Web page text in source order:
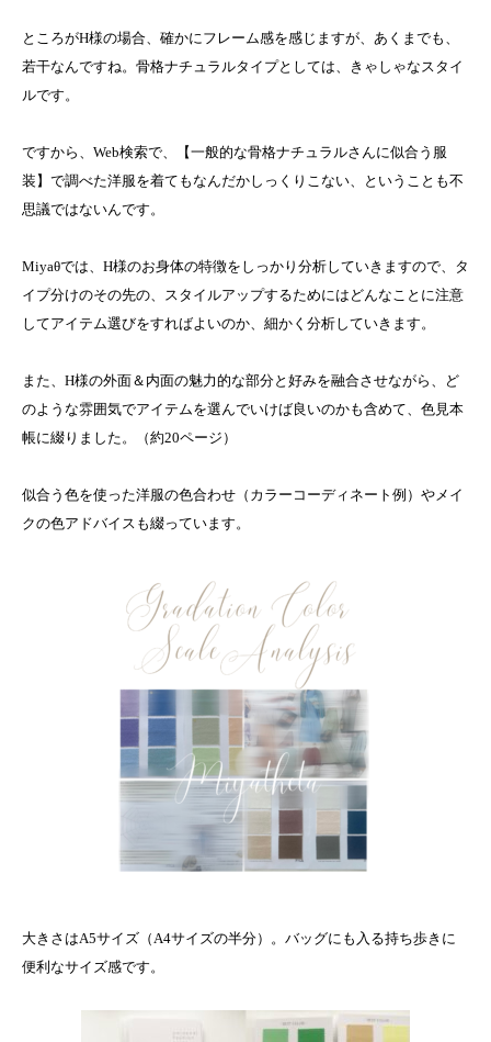
ところがH様の場合、確かにフレーム感を感じますが、あくまでも、
若干なんですね。骨格ナチュラルタイプとしては、きゃしゃなスタイ
ルです。
ですから、Web検索で、【一般的な骨格ナチュラルさんに似合う服
装】で調べた洋服を着てもなんだかしっくりこない、ということも不
思議ではないんです。
Miyaθでは、H様のお身体の特徴をしっかり分析していきますので、タ
イプ分けのその先の、スタイルアップするためにはどんなことに注意
してアイテム選びをすればよいのか、細かく分析していきます。
また、H様の外面＆内面の魅力的な部分と好みを融合させながら、ど
のような雰囲気でアイテムを選んでいけば良いのかも含めて、色見本
帳に綴りました。（約20ページ）
似合う色を使った洋服の色合わせ（カラーコーディネート例）やメイ
クの色アドバイスも綴っています。
大きさはA5サイズ（A4サイズの半分）。バッグにも入る持ち歩きに
便利なサイズ感です。